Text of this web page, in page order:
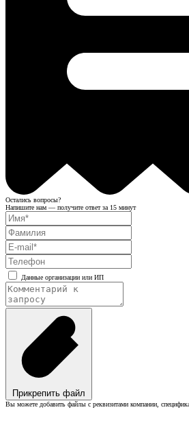
Остались вопросы?
Напишите нам — получите ответ за 15 минут
Данные организации или ИП
Прикрепить файл
Вы можете добавить файлы с реквизитами компании,